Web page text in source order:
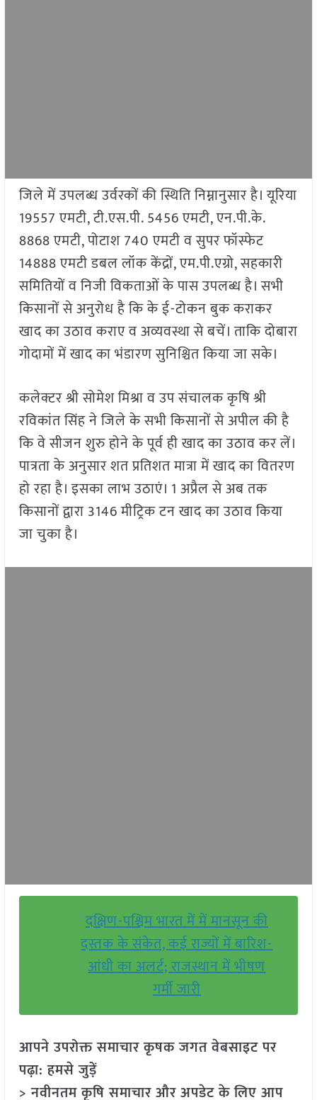
जिले में उपलब्ध उर्वरकों की स्थिति निम्नानुसार है। यूरिया
19557 एमटी, टी.एस.पी. 5456 एमटी, एन.पी.के.
8868 एमटी, पोटाश 740 एमटी व सुपर फॉस्फेट
14888 एमटी डबल लॉक केंद्रों, एम.पी.एग्रो, सहकारी
समितियों व निजी विकताओं के पास उपलब्ध है। सभी
किसानों से अनुरोध है कि के ई-टोकन बुक कराकर
खाद का उठाव कराए व अव्यवस्था से बचें। ताकि दोबारा
गोदामों में खाद का भंडारण सुनिश्चित किया जा सके।
कलेक्टर श्री सोमेश मिश्रा व उप संचालक कृषि श्री
रविकांत सिंह ने जिले के सभी किसानों से अपील की है
कि वे सीजन शुरु होने के पूर्व ही खाद का उठाव कर लें।
पात्रता के अनुसार शत प्रतिशत मात्रा में खाद का वितरण
हो रहा है। इसका लाभ उठाएं। 1 अप्रैल से अब तक
किसानों द्वारा 3146 मीट्रिक टन खाद का उठाव किया
जा चुका है।
दक्षिण-पश्चिम भारत में में मानसून की
दस्तक के संकेत, कई राज्यों में बारिश-
आंधी का अलर्ट; राजस्थान में भीषण
गर्मी जारी
आपने उपरोक्त समाचार कृषक जगत वेबसाइट पर
पढ़ा: हमसे जुड़ें
> नवीनतम कृषि समाचार और अपडेट के लिए आप